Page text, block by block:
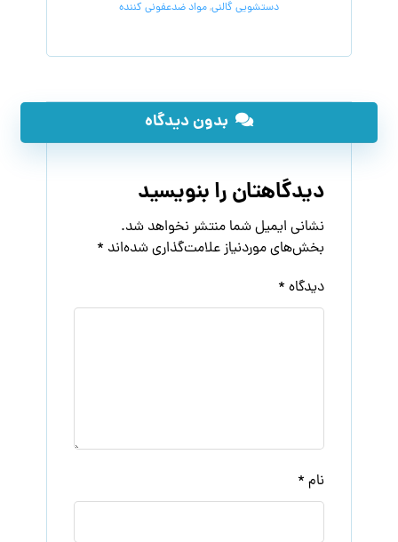
دستشویی گالنی,مواد ضدعفونی کننده
بدون دیدگاه
دیدگاهتان را بنویسید
نشانی ایمیل شما منتشر نخواهد شد.
بخش‌های موردنیاز علامت‌گذاری شده‌اند *
دیدگاه *
نام *